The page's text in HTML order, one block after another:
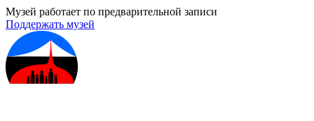
Музей работает по предварительной записи
Поддержать музей